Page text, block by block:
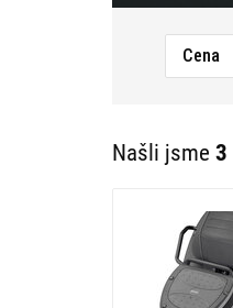
Cena
Našli jsme 3